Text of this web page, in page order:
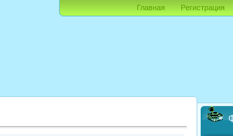
Главная Регистрация